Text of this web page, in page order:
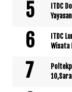
ITDC
ITDC
Wisata